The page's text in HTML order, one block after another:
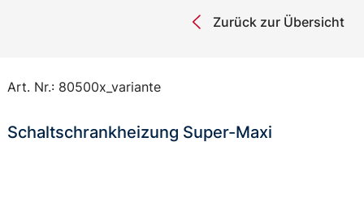
Zurück zur Übersicht
Art. Nr.: 80500x_variante
Schaltschrankheizung Super-Maxi